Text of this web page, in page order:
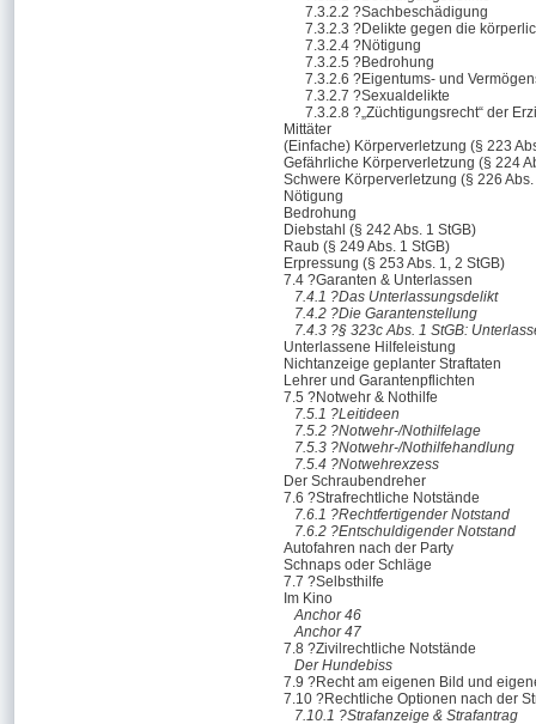
7.3.2.2 ?Sachbeschädigung
7.3.2.3 ?Delikte gegen die
7.3.2.4 ?Nötigung
7.3.2.5 ?Bedrohung
7.3.2.6 ?Eigentums- und
7.3.2.7 ?Sexualdelikte
7.3.2.8 ?„Züchtigungsrecht“ der
Mittäter
(Einfache) Körperverletzung (§ 223
Gefährliche Körperverletzung (§ 224
Schwere Körperverletzung (§ 226 Abs.
Nötigung
Bedrohung
Diebstahl (§ 242 Abs. 1 StGB)
Raub (§ 249 Abs. 1 StGB)
Erpressung (§ 253 Abs. 1, 2 StGB)
7.4 ?Garanten & Unterlassen
7.4.1 ?Das Unterlassungsdelikt
7.4.2 ?Die Garantenstellung
7.4.3 ?§ 323c Abs. 1 StGB:
Unterlassene Hilfeleistung
Nichtanzeige geplanter Straftaten
Lehrer und Garantenpflichten
7.5 ?Notwehr & Nothilfe
7.5.1 ?Leitideen
7.5.2 ?Notwehr-/Nothilfelage
7.5.3 ?Notwehr-/Nothilfehandlung
7.5.4 ?Notwehrexzess
Der Schraubendreher
7.6 ?Strafrechtliche Notstände
7.6.1 ?Rechtfertigender Notstand
7.6.2 ?Entschuldigender Notstand
Autofahren nach der Party
Schnaps oder Schläge
7.7 ?Selbsthilfe
Im Kino
Anchor 46
Anchor 47
7.8 ?Zivilrechtliche Notstände
Der Hundebiss
7.9 ?Recht am eigenen Bild und
7.10 ?Rechtliche Optionen nach der
7.10.1 ?Strafanzeige & Strafantrag